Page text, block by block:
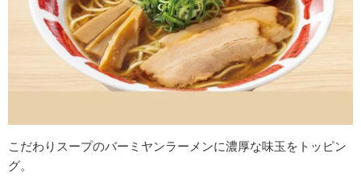
こだわりスープのバーミヤンラーメンに濃厚な味玉をトッピン
グ。